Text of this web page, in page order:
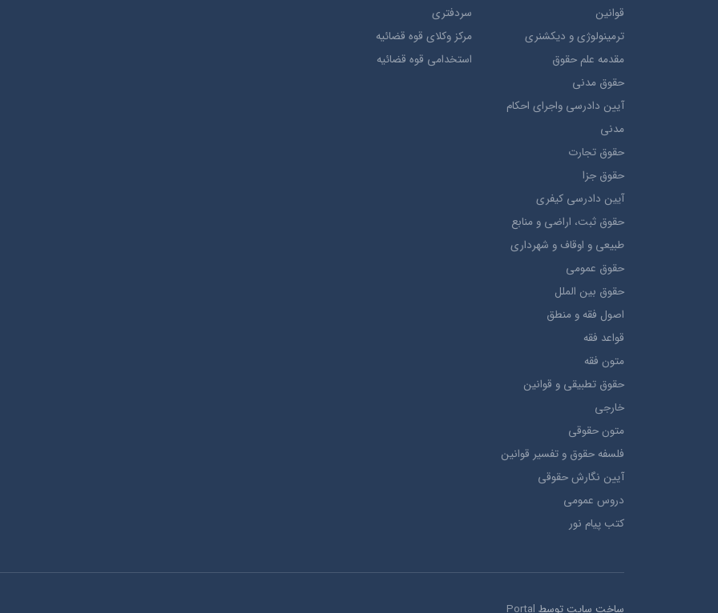
قوانین
ترمينولوژي و ديکشنري
مقدمه علم حقوق
حقوق مدني
آيين دادرسي ​واجراي ​احکام ​
مدني
حقوق تجارت
حقوق جزا
آيین دادرسی کیفری
حقوق ثبت، اراضي و منابع
طبيعي و اوقاف و شهرداری
حقوق عمومی
حقوق بين الملل
اصول فقه و منطق
قواعد فقه
متون فقه
حقوق تطبيقي و قوانین
خارجی
متون حقوقي
فلسفه حقوق و تفسیر قوانین
آیین نگارش حقوقی
دروس عمومی
کتب پیام نور
سردفتری
مرکز وکلای قوه قضائیه
استخدامی قوه قضائیه
ساخت سایت توسط Portal